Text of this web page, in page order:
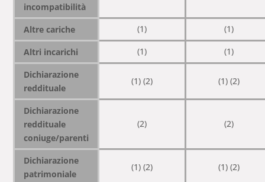
incompatibilità
Altre cariche (1) (1)
Altri incarichi (1) (1)
Dichiarazione
reddituale
(1) (2) (1) (2)
Dichiarazione
reddituale
coniuge/parenti
(2) (2)
Dichiarazione
patrimoniale
(1) (2) (1) (2)